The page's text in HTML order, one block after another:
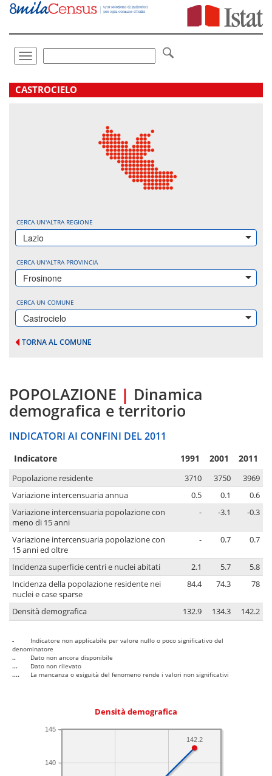
Vai
direttamente
Toggle
navigation
.
CASTROCIELO
CERCA UN'ALTRA REGIONE
Lazio
CERCA UN'ALTRA PROVINCIA
Frosinone
CERCA UN COMUNE
Castrocielo
TORNA AL COMUNE
POPOLAZIONE | Dinamica
demografica e territorio
INDICATORI AI CONFINI DEL 2011
Indicatore 1991 2001 2011
Popolazione residente 3710 3750
3969
Variazione intercensuaria annua
0.5 0.1
0.6
Variazione intercensuaria popolazione con
meno di 15 anni
- -3.1 -0.3
Variazione intercensuaria popolazione con
15 anni ed oltre
- 0.7 0.7
Incidenza superficie centri e nuclei abitati 2.1 5.7
5.8
Incidenza della popolazione residente nei
nuclei e case sparse
84.4 74.3 78
Densità demografica 132.9 134.3 142.2
-
Indicatore non applicabile per valore nullo o poco significativo del
denominatore
..
Dato non ancora disponibile
...
Dato non rilevato
....
La mancanza o esiguità del fenomeno rende i valori non significativi
Densità demografica
140
145
142.2